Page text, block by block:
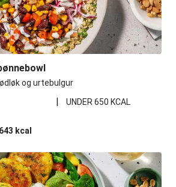
og urtebulgur
| UNDER 650 KCAL
643 kcal